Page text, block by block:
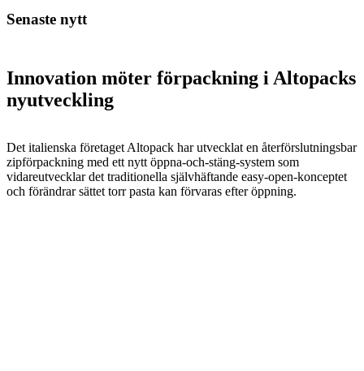
Senaste nytt
Innovation möter förpackning i Altopacks
nyutveckling
Det italienska företaget Altopack har utvecklat en återförslutningsbar
zipförpackning med ett nytt öppna-och-stäng-system som
vidareutvecklar det traditionella självhäftande easy-open-konceptet
och förändrar sättet torr pasta kan förvaras efter öppning.